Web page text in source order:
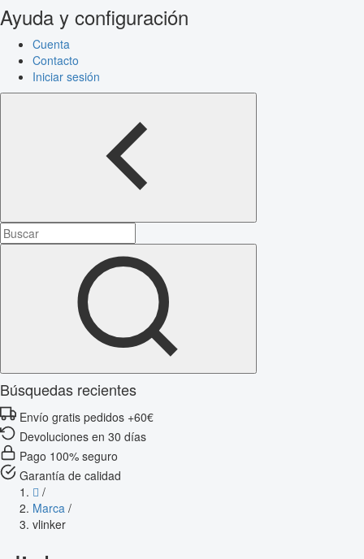
Ayuda y configuración
Cuenta
Contacto
Iniciar sesión
Búsquedas recientes
Envío gratis pedidos +60€
Devoluciones en 30 días
Pago 100% seguro
Garantía de calidad
/
Marca /
vlinker